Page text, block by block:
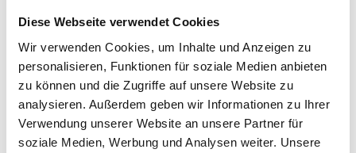
Diese Webseite verwendet Cookies
Wir verwenden Cookies, um Inhalte und Anzeigen zu
personalisieren, Funktionen für soziale Medien anbieten
zu können und die Zugriffe auf unsere Website zu
analysieren. Außerdem geben wir Informationen zu Ihrer
Verwendung unserer Website an unsere Partner für
soziale Medien, Werbung und Analysen weiter. Unsere